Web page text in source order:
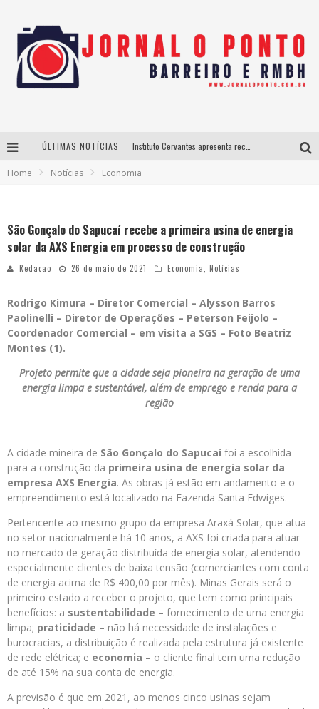
ÚLTIMAS NOTÍCIAS
Projeta Cultura abre inscrições gratuitas em São João del-Rei para oficinas de elaboração de projetos culturais e inteligência artificial
Home Notícias Economia
São Gonçalo do Sapucaí recebe a primeira usina de energia
solar da AXS Energia em processo de construção
Redacao 26 de maio de 2021 Economia Notícias
Rodrigo Kimura – Diretor Comercial – Alysson Barros
Paolinelli – Diretor de Operações – Peterson Feijolo –
Coordenador Comercial – em visita a SGS – Foto Beatriz
Montes (1).
Projeto permite que a cidade seja pioneira na geração de uma
energia limpa e sustentável, além de emprego e renda para a
região
A cidade mineira de São Gonçalo do Sapucaífoi a escolhida
para a construção da primeira usina de energia solar da
empresa AXS Energia. As obras já estão em andamento e o
empreendimento está localizado na Fazenda Santa Edwiges.
Pertencente ao mesmo grupo da empresa Araxá Solar, que atua
no setor nacionalmente há 10 anos, a AXS foi criada para atuar
no mercado de geração distribuída de energia solar, atendendo
especialmente clientes de baixa tensão (comerciantes com conta
de energia acima de R$ 400,00 por mês). Minas Gerais será o
primeiro estado a receber o projeto, que tem como principais
benefícios: a sustentabilidade – fornecimento de uma energia
limpa; praticidade – não há necessidade de instalações e
burocracias, a distribuição é realizada pela estrutura já existente
de rede elétrica; e economia – o cliente final tem uma redução
de até 15% na sua conta de energia.
A previsão é que em 2021, ao menos cinco usinas sejam